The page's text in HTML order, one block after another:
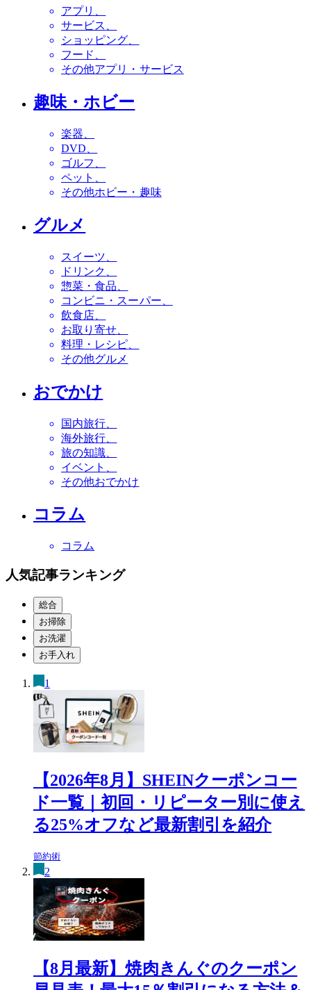
アプリ
サービス
ショッピング
フード
その他アプリ・サービス
趣味・ホビー
楽器
DVD
ゴルフ
ペット
その他ホビー・趣味
グルメ
スイーツ
ドリンク
惣菜・食品
コンビニ・スーパー
飲食店
お取り寄せ
料理・レシピ
その他グルメ
おでかけ
国内旅行
海外旅行
旅の知識
イベント
その他おでかけ
コラム
コラム
人気記事ランキング
総合
お掃除
お洗濯
お手入れ
1
【2026年8月】SHEINクーポンコー
ド一覧｜初回・リピーター別に使え
る25%オフなど最新割引を紹介
節約術
2
【8月最新】焼肉きんぐのクーポン